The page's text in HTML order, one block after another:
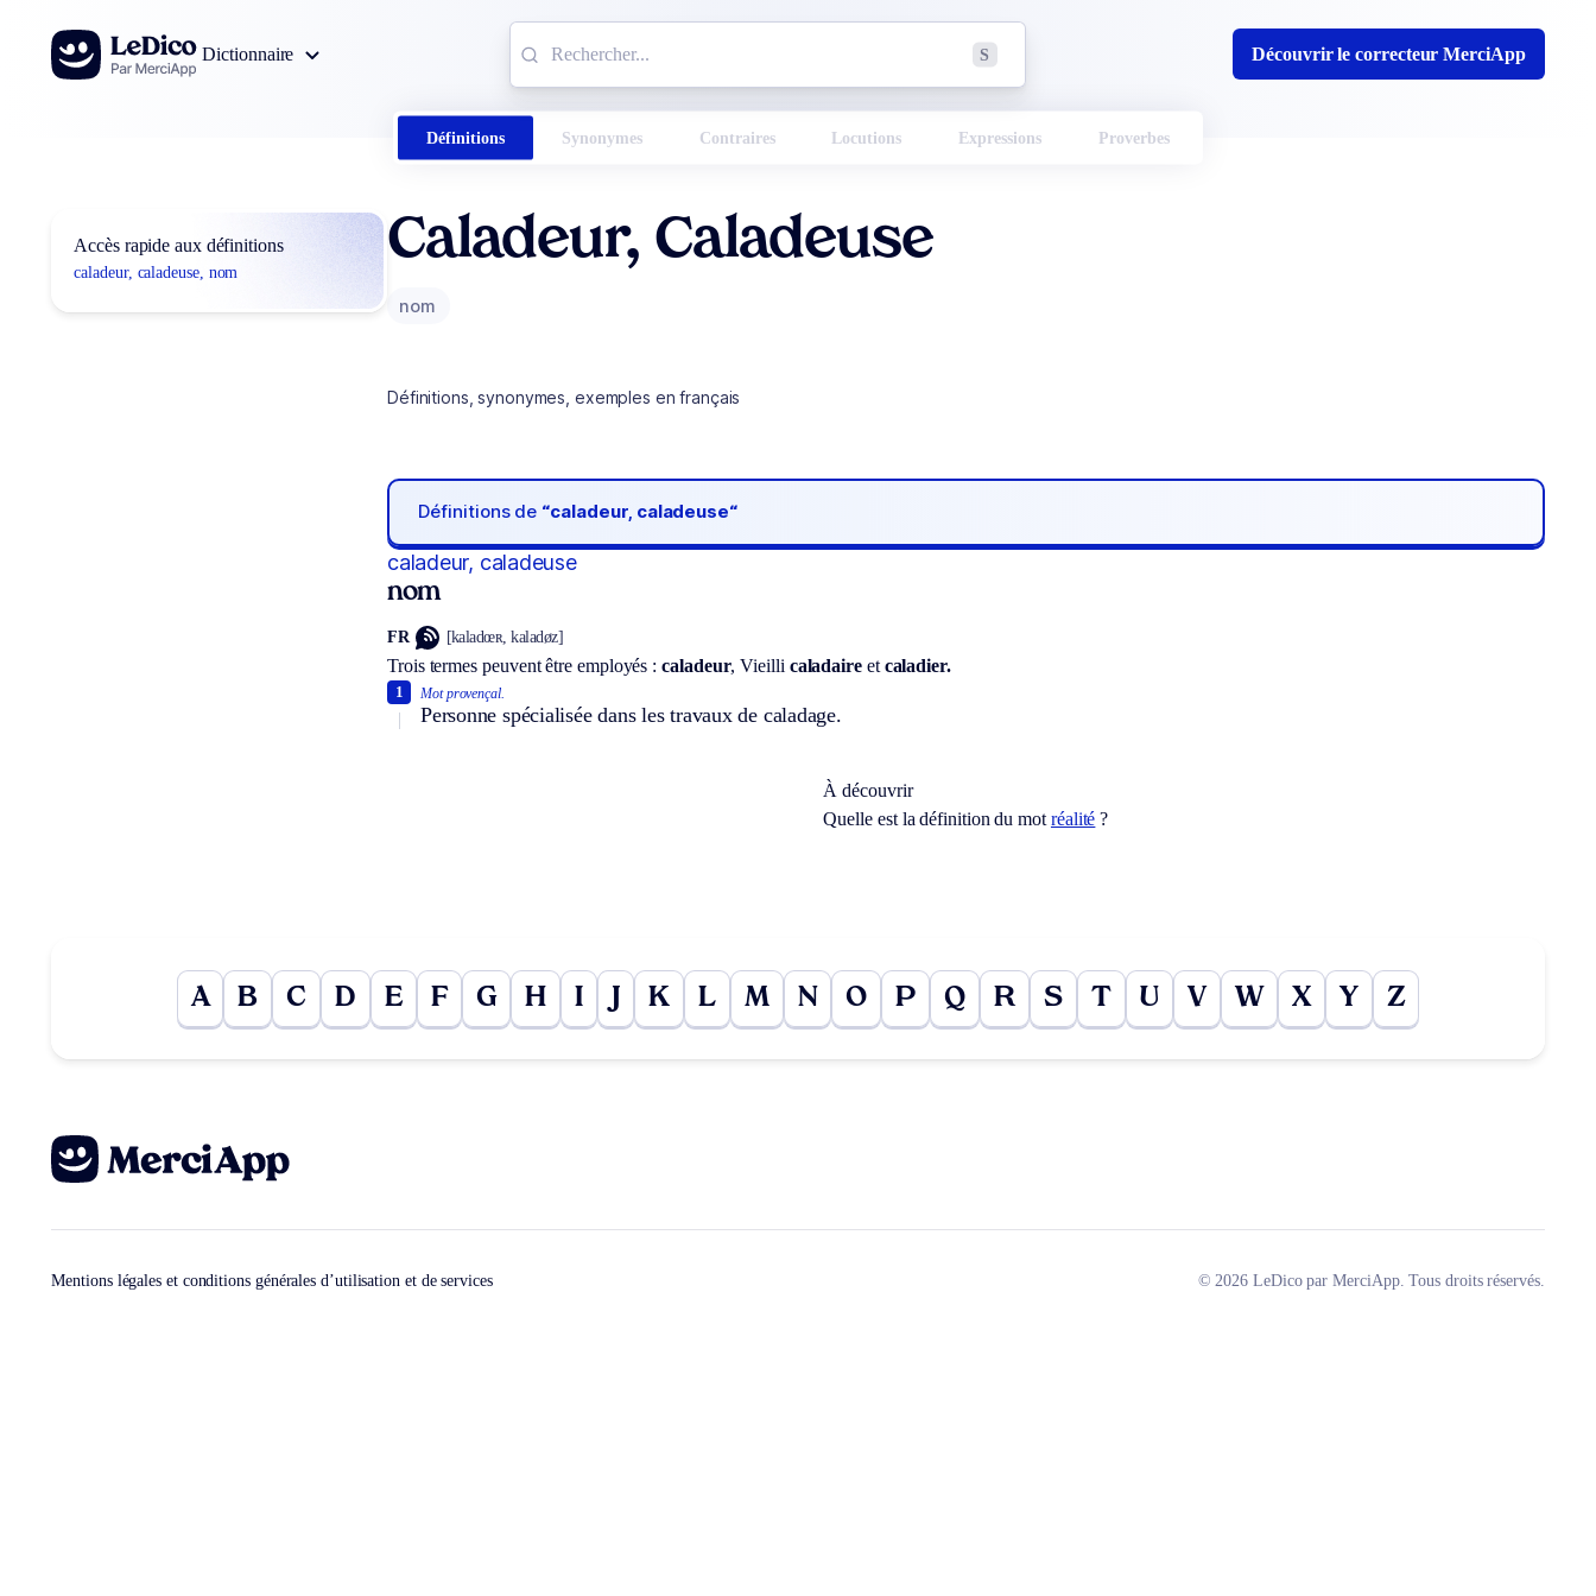
Aller au contenu
Dictionnaire
S Découvrir le correcteur MerciApp
Définitions Synonymes Contraires Locutions Expressions Proverbes
Accès rapide aux définitions
caladeur, caladeuse, nom
Caladeur, Caladeuse
nom
Définitions, synonymes, exemples en français
Définitions de “caladeur, caladeuse“
caladeur, caladeuse
nom
FR [kaladœʀ, kaladøz]
Trois termes peuvent être employés :caladeur,Vieilli caladaire etcaladier.
Mot provençal.
Personne spécialisée dans les travaux de caladage.
1
À découvrir
Quelle est la définition du mot réalité ?
A B C D E F G H I K L M N O P Q R S T U V W X Y Z
Mentions légales et conditions générales d’utilisation et de services © 2026 LeDico par MerciApp. Tous droits réservés.